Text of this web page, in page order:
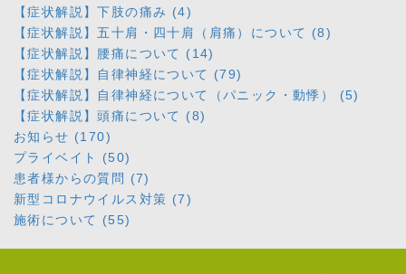
【症状解説】下肢の痛み (4)
【症状解説】五十肩・四十肩（肩痛）について (8)
【症状解説】腰痛について (14)
【症状解説】自律神経について (79)
【症状解説】自律神経について（パニック・動悸） (5)
【症状解説】頭痛について (8)
お知らせ (170)
プライベイト (50)
患者様からの質問 (7)
新型コロナウイルス対策 (7)
施術について (55)